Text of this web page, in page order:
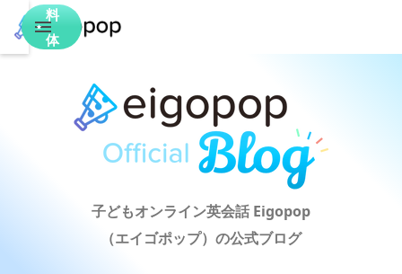
料
体
子どもオンライン英会話 Eigopop
（エイゴポップ）の公式ブログ